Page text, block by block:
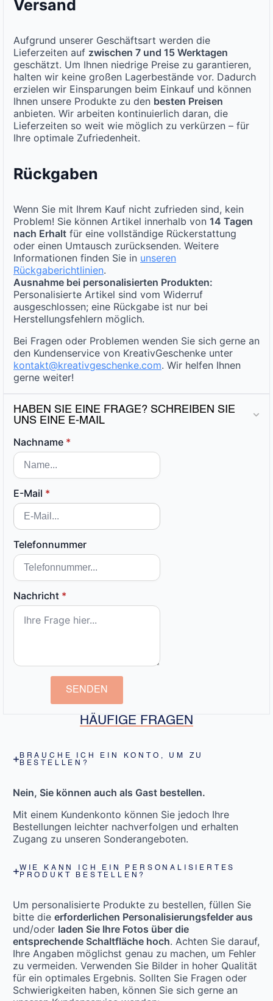
Versand
Aufgrund unserer Geschäftsart werden die
Lieferzeiten auf zwischen 7 und 15 Werktagen
geschätzt. Um Ihnen niedrige Preise zu garantieren,
halten wir keine großen Lagerbestände vor. Dadurch
erzielen wir Einsparungen beim Einkauf und können
Ihnen unsere Produkte zu den besten Preisen
anbieten. Wir arbeiten kontinuierlich daran, die
Lieferzeiten so weit wie möglich zu verkürzen – für
Ihre optimale Zufriedenheit.
Rückgaben
Wenn Sie mit Ihrem Kauf nicht zufrieden sind, kein
Problem! Sie können Artikel innerhalb von 14 Tagen
nach Erhalt für eine vollständige Rückerstattung
oder einen Umtausch zurücksenden. Weitere
Informationen finden Sie in unseren
Rückgaberichtlinien.
Ausnahme bei personalisierten Produkten:
Personalisierte Artikel sind vom Widerruf
ausgeschlossen; eine Rückgabe ist nur bei
Herstellungsfehlern möglich.
Bei Fragen oder Problemen wenden Sie sich gerne an
den Kundenservice von KreativGeschenke unter
kontakt@kreativgeschenke.com. Wir helfen Ihnen
gerne weiter!
HABEN SIE EINE FRAGE? SCHREIBEN SIE
UNS EINE E-MAIL
Nachname *
E-Mail *
Telefonnummer
Nachricht *
SENDEN
HÄUFIGE FRAGEN
BRAUCHE ICH EIN KONTO, UM ZU
BESTELLEN?
Nein, Sie können auch als Gast bestellen.
Mit einem Kundenkonto können Sie jedoch Ihre
Bestellungen leichter nachverfolgen und erhalten
Zugang zu unseren Sonderangeboten.
WIE KANN ICH EIN PERSONALISIERTES
PRODUKT BESTELLEN?
Um personalisierte Produkte zu bestellen, füllen Sie
bitte die erforderlichen Personalisierungsfelder aus
und/oder laden Sie Ihre Fotos über die
entsprechende Schaltfläche hoch. Achten Sie darauf,
Ihre Angaben möglichst genau zu machen, um Fehler
zu vermeiden. Verwenden Sie Bilder in hoher Qualität
für ein optimales Ergebnis. Sollten Sie Fragen oder
Schwierigkeiten haben, können Sie sich gerne an